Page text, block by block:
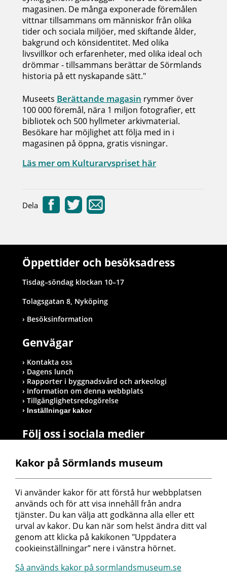
magasinen. De många exponerade föremålen
vittnar tillsammans om människor från olika
tider och sociala miljöer, med skiftande ålder,
bakgrund och könsidentitet. Med olika
livsvillkor och erfarenheter, med olika ideal och
drömmar - tillsammans berättar de Sörmlands
historia på ett nyskapande sätt."
Museets Berättande magasin rymmer över
100 000 föremål, nära 1 miljon fotografier, ett
bibliotek och 500 hyllmeter arkivmaterial.
Besökare har möjlighet att följa med in i
magasinen på öppna, gratis visningar.
Läs mer om Kulturarvspriset här
Dela
Öppettider och besöksadress
Tisdag–söndag klockan 10–17
Tolagsgatan 8, Nyköping
Besöksinformation
Genvägar
Kontakta oss
Dagens lunch
Rapporter i byggnadsvård och arkeologi
Information om denna webbplats
Tillgänglighetsredogörelse
Inställningar kakor
Följ oss i sociala medier
Postadress
Sörmlands museum
Box 314
611 26 Nyköping
Kakor på Sörmlands museum
Vi använder kakor för att förstå hur webbplatsen
används och för att visa innehåll från andra
tjänster. Du kan välja att godkänna alla eller ett
urval av kakor. Du kan när som helst ändra ditt val
genom att klicka på kakikonen "Uppdatera
cookieinställningar” nere i vänstra hörnet.
Så används kakor på sormlandsmuseum.se